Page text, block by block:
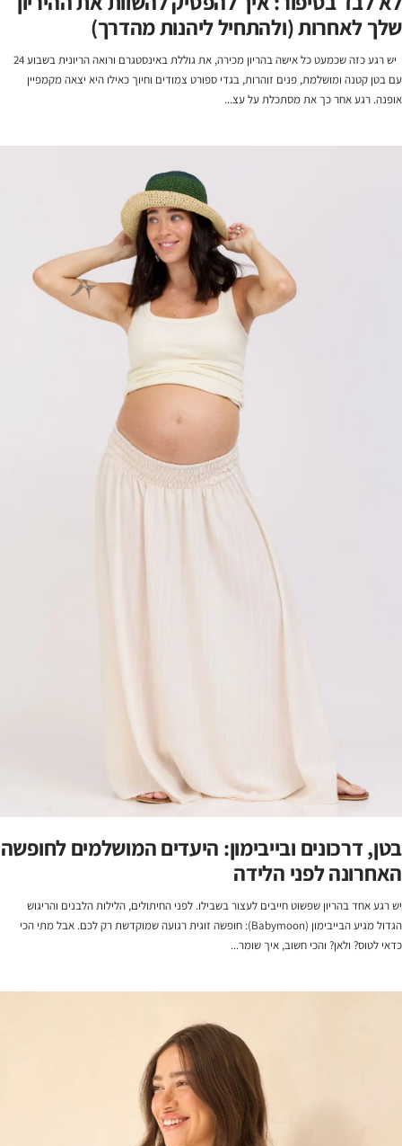
שלך לאחרות (ולהתחיל ליהנות מהדרך)
יש רגע כזה שכמעט כל אישה בהריון מכירה, את גוללת באינסטגרם ורואה הריונית בשבוע 24
עם בטן קטנה ומושלמת, פנים זוהרות, בגדי ספורט צמודים וחיוך כאילו היא יצאה מקמפיין
אופנה. רגע אחר כך את מסתכלת על עצ...
בטן, דרכונים ובייבימון: היעדים המושלמים לחופשה
האחרונה לפני הלידה
יש רגע אחד בהריון שפשוט חייבים לעצור בשבילו. לפני החיתולים, הלילות הלבנים והריגוש
הגדול מגיע הבייבימון (Babymoon): חופשה זוגית רגועה שמוקדשת רק לכם. אבל מתי הכי
כדאי לטוס? ולאן? והכי חשוב, איך שומר...